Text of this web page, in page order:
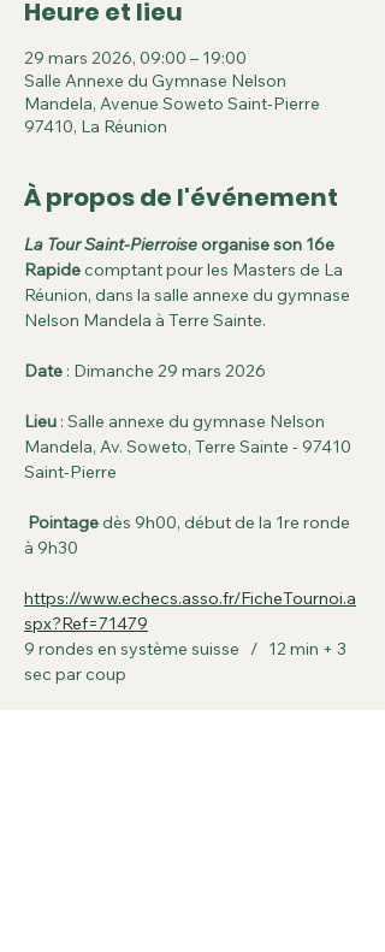
Heure et lieu
29 mars 2026, 09:00 – 19:00
Salle Annexe du Gymnase Nelson
Mandela, Avenue Soweto Saint-Pierre
97410, La Réunion
À propos de l'événement
La Tour Saint-Pierroise organise son 16e
Rapide comptant pour les Masters de La
Réunion, dans la salle annexe du gymnase
Nelson Mandela à Terre Sainte.
Date : Dimanche 29 mars 2026
Lieu : Salle annexe du gymnase Nelson
Mandela, Av. Soweto, Terre Sainte - 97410
Saint-Pierre
Pointage dès 9h00, début de la 1re ronde
à 9h30
https://www.echecs.asso.fr/FicheTournoi.a
spx?Ref=71479
9 rondes en système suisse   /   12 min + 3
sec par coup